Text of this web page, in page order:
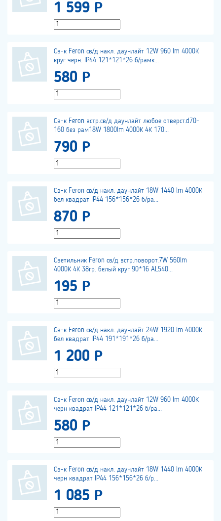
1 599 Р
Св-к Feron св/д накл. даунлайт 12W 960 lm 4000К
круг черн. IP44 121*121*26 б/рамк...
580 Р
Св-к Feron встр.св/д даунлайт любое отверст.d70-
160 без рам18W 1800lm 4000К 4К 170...
790 Р
Св-к Feron св/д накл. даунлайт 18W 1440 lm 4000К
бел квадрат IP44 156*156*26 б/ра...
870 Р
Светильник Feron св/д встр.поворот.7W 560lm
4000К 4К 38гр. белый круг 90*16 AL540...
195 Р
Св-к Feron св/д накл. даунлайт 24W 1920 lm 4000К
бел квадрат IP44 191*191*26 б/ра...
1 200 Р
Св-к Feron св/д накл. даунлайт 12W 960 lm 4000К
черн квадрат IP44 121*121*26 б/ра...
580 Р
Св-к Feron св/д накл. даунлайт 18W 1440 lm 4000К
черн квадрат IP44 156*156*26 б/р...
1 085 Р